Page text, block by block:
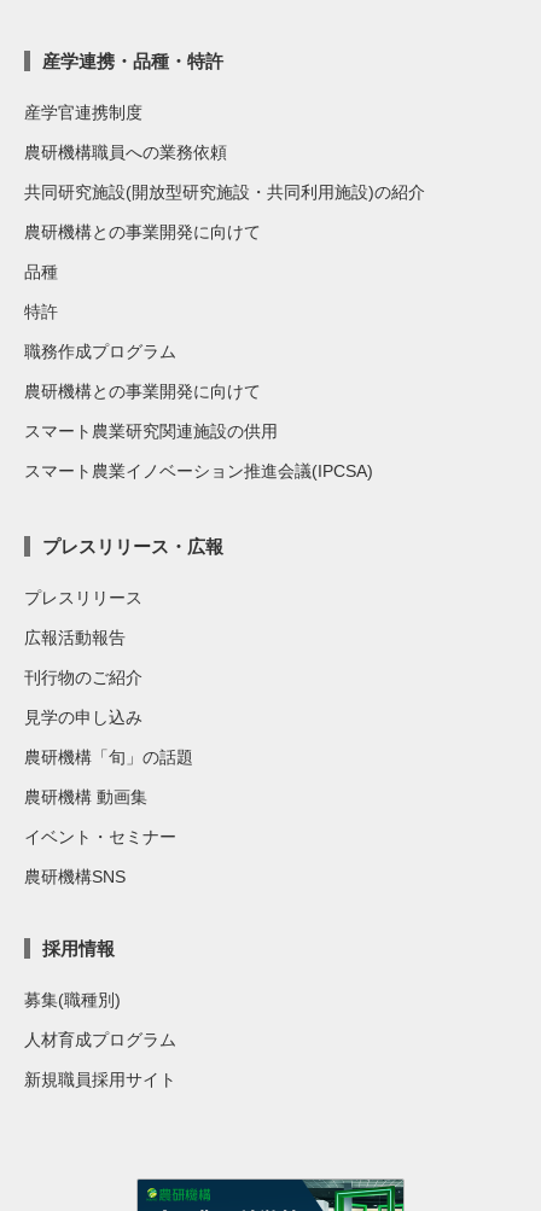
産学連携・品種・特許
産学官連携制度
農研機構職員への業務依頼
共同研究施設(開放型研究施設・共同利用施設)の紹介
農研機構との事業開発に向けて
品種
特許
職務作成プログラム
農研機構との事業開発に向けて
スマート農業研究関連施設の供用
スマート農業イノベーション推進会議(IPCSA)
プレスリリース・広報
プレスリリース
広報活動報告
刊行物のご紹介
見学の申し込み
農研機構「旬」の話題
農研機構 動画集
イベント・セミナー
農研機構SNS
採用情報
募集(職種別)
人材育成プログラム
新規職員採用サイト